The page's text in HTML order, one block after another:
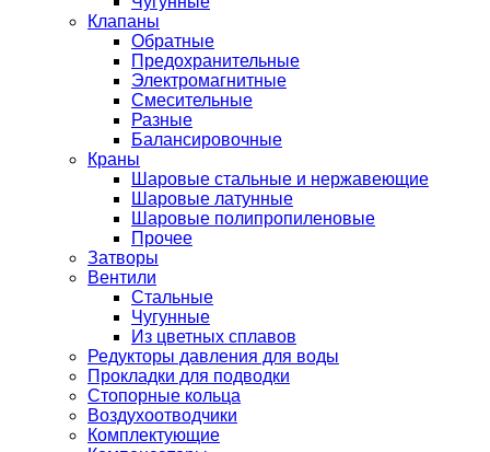
Клапаны
Обратные
Предохранительные
Электромагнитные
Смесительные
Разные
Балансировочные
Краны
Шаровые стальные и нержавеющие
Шаровые латунные
Шаровые полипропиленовые
Прочее
Затворы
Вентили
Стальные
Чугунные
Из цветных сплавов
Редукторы давления для воды
Прокладки для подводки
Стопорные кольца
Воздухоотводчики
Комплектующие